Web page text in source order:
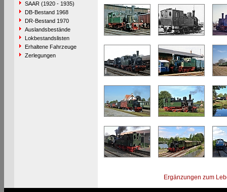
SAAR (1920 - 1935)
DB-Bestand 1968
DR-Bestand 1970
Auslandsbestände
Lokbestandslisten
Erhaltene Fahrzeuge
Zerlegungen
Ergänzungen zum